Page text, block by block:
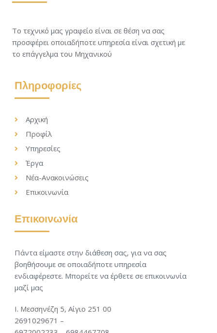
Το τεχνικό μας γραφείο είναι σε θέση να σας
προσφέρει οποιαδήποτε υπηρεσία είναι σχετική με
το επάγγελμα του Μηχανικού
Πληροφορίες
Αρχική
Προφίλ
Υπηρεσίες
Έργα
Νέα-Ανακοινώσεις
Επικοινωνία
Επικοινωνία
Πάντα είμαστε στην διάθεση σας, για να σας
βοηθήσουμε σε οποιαδήποτε υπηρεσία
ενδιαφέρεστε. Μπορείτε να έρθετε σε επικοινωνία
μαζί μας
Ι. Μεσσηνέζη 5, Αίγιο 251 00
2691029671 –